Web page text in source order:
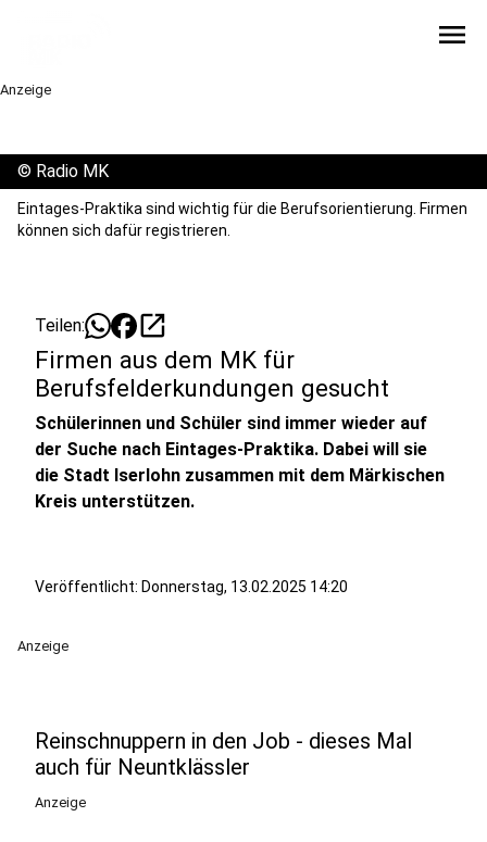
menu
Anzeige
© Radio MK
Eintages-Praktika sind wichtig für die Berufsorientierung. Firmen
können sich dafür registrieren.
Teilen: open_in_new
Firmen aus dem MK für
Berufsfelderkundungen gesucht
Schülerinnen und Schüler sind immer wieder auf
der Suche nach Eintages-Praktika. Dabei will sie
die Stadt Iserlohn zusammen mit dem Märkischen
Kreis unterstützen.
Veröffentlicht: Donnerstag, 13.02.2025 14:20
Anzeige
Reinschnuppern in den Job - dieses Mal
auch für Neuntklässler
Anzeige